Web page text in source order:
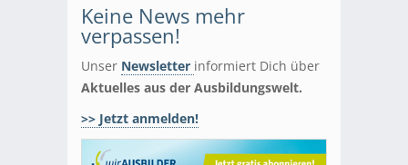
Keine News mehr
verpassen!
Unser Newsletter informiert Dich über
Aktuelles aus der Ausbildungswelt.
>> Jetzt anmelden!